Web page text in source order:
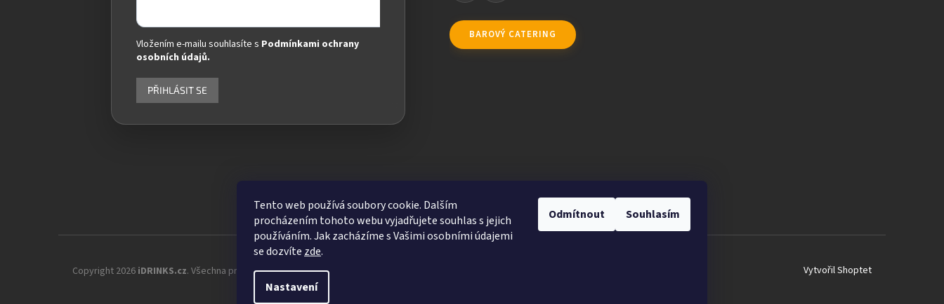
Tento web používá soubory cookie. Dalším
procházením tohoto webu vyjadřujete souhlas s jejich
používáním. Jak zacházíme s Vašimi osobními údajemi
se dozvíte zde.
Nastavení
Odmítnout Souhlasím
Vložením e-mailu souhlasíte s Podmínkami ochrany
osobních údajů.
PŘIHLÁSIT SE
BAROVÝ CATERING
Vytvořil Shoptet
Copyright 2026 iDRINKS.cz. Všechna práva vyhrazena.Upravit nastavení cookies